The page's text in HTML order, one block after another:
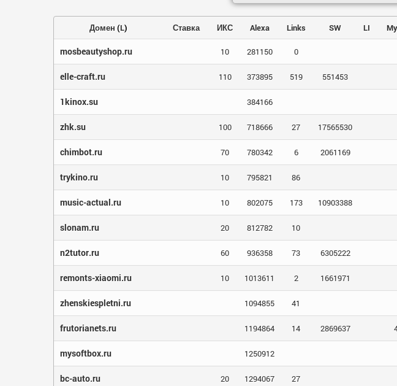
Домен (L) Ставка ИКС Alexa Links SW LI
mosbeautyshop.ru 10 281150 0
elle-craft.ru 110 373895 519 551453
1kinox.su 384166
zhk.su 100 718666 27 17565530
chimbot.ru 70 780342 6 2061169
trykino.ru 10 795821 86
music-actual.ru 10 802075 173 10903388
slonam.ru 20 812782 10
n2tutor.ru 60 936358 73 6305222
remonts-xiaomi.ru 10 1013611 2 1661971
zhenskiespletni.ru 1094855 41
frutorianets.ru 1194864 14 2869637
mysoftbox.ru 1250912
bc-auto.ru 20 1294067 27